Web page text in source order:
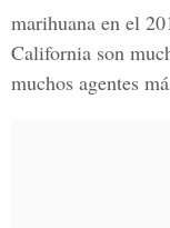
marihuana en el
California son
muchos agentes